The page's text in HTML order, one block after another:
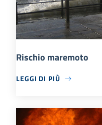
Rischio maremoto
LEGGI DI PIÙ